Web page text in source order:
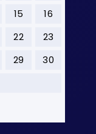
15
16
22
23
29
30